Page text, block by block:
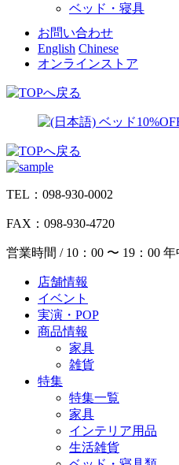
ベッド・寝具
お問い合わせ
English Chinese
オンラインストア
TEL：098-930-0002
FAX：098-930-4720
営業時間 / 10：00 〜 19：00
店舗情報
イベント
実演・POP
商品情報
家具
雑貨
特集
特集一覧
家具
インテリア用品
生活雑貨